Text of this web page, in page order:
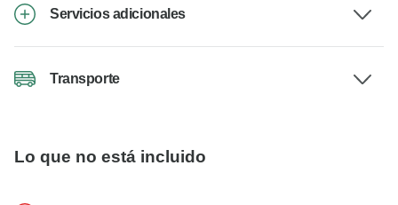
Servicios adicionales
Transporte
Lo que no está incluido